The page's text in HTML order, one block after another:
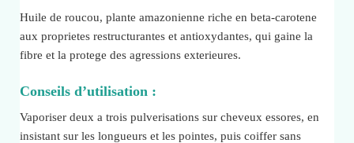
Huile de roucou, plante amazonienne riche en beta-carotene
aux proprietes restructurantes et antioxydantes, qui gaine la
fibre et la protege des agressions exterieures.
Conseils d’utilisation :
Vaporiser deux a trois pulverisations sur cheveux essores, en
insistant sur les longueurs et les pointes, puis coiffer sans